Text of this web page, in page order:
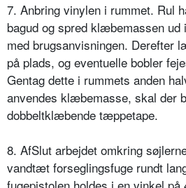
7. Anbring vinylen i rummet. Rul
bagud og spred klæbemassen ud
med brugsanvisningen. Derefter
på plads, og eventuelle bobler
Gentag dette i rummets anden
anvendes klæbemasse, skal der
dobbeltklæbende tæppetape.
8. AfSlut arbejdet omkring
vandtæt forseglingsfuge rundt